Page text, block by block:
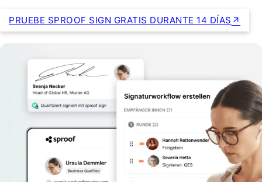
PRUEBE SPROOF SIGN GRATIS DURANTE 14 DÍAS